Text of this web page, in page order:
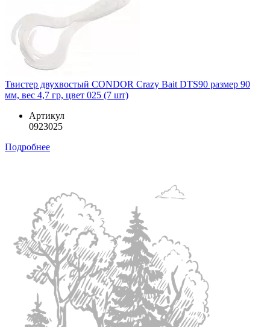
Твистер двухвостый CONDOR Crazy Bait DTS90 размер 90
мм, вес 4,7 гр, цвет 025 (7 шт)
Артикул
0923025
Подробнее